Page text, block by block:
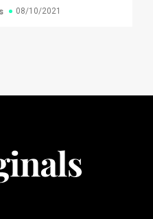
08/10/2021